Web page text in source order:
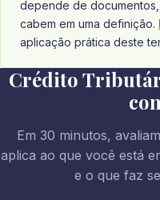
depende de
cabem em uma definição.
aplicação prática deste
Crédito
Em 30 minutos,
aplica ao que você está
e o que faz